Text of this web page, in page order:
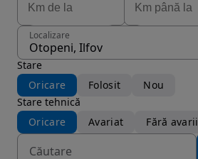
Localizare
Otopeni, Ilfov
Stare
Oricare
Folosit
Nou
Stare tehnică
Oricare
Avariat Fără avarii